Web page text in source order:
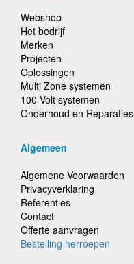
Webshop
Het bedrijf
Merken
Projecten
Oplossingen
Multi Zone systemen
100 Volt systemen
Onderhoud en Reparaties
Algemeen
Algemene Voorwaarden
Privacyverklaring
Referenties
Contact
Offerte aanvragen
Bestelling herroepen